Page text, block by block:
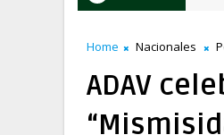
Home Nacionales
ADAV